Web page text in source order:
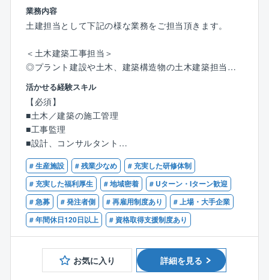
な条件を検討し、計画された出島形式のコンビナート
■同社はその中心的役割を担っており、石油化学の基礎
展開
■近年主力の石油化学事業、クロル・アルカリ事業に加
積極的に推進中
業務内容
土建担当として下記の様な業務をご担当頂きます。
＜土木建築工事担当＞
◎プラント建設や土木、建築構造物の土木建築担当と
して、施工管理、設計、予算立案、予算管理等の職務
を、発注者の立場で遂行する。
＜土木建築設備のメンテナンス＞
◎桟橋、護岸などの土木構造物から、建屋、煙突など
の建築構造物のメンテナンスを土木建築担当として、
補修検討、施工管理、設計、予算立案、予算管理等の
職務を、発注者の立場で遂行する。
＜スタッフ業務＞
◎新技術の調査・導入、投資計画管理、補修計画立
ブ支援 などの職務を遂行する。
※基本的には日勤・常駐型の仕事となり、夜勤はありま
活かせる経験スキル
【必須】
■土木／建築の施工管理
■工事監理
■設計、コンサルタント
■化学系プラントの保全業務
【歓迎】※下記の資格をお持ちの方は優遇します
■1級／2級土木施工管理技士
■1級／2級建築施工管理技士
■1級／2級建築士
■技術士、技術士補
■測量士、測量士補
■コンクリート技士／診断士
# 生産施設 # 残業少なめ
# 充実した研修体制
# 充実した福利厚生
# 地域密着
# Uターン・Iターン歓迎
# 急募
# 発注者側 # 再雇用制度あり
# 上場・大手企業
# 年間休日120日以上
# 資格取得支援制度あり
お気に入り 詳細を見る